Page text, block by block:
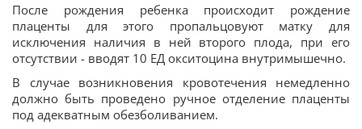
После рождения ребенка происходит рождение
плаценты для этого пропальцовуют матку для
исключения наличия в ней второго плода, при его
отсутствии - вводят 10 ЕД окситоцина внутримышечно.
В случае возникновения кровотечения немедленно
должно быть проведено ручное отделение плаценты
под адекватным обезболиванием.